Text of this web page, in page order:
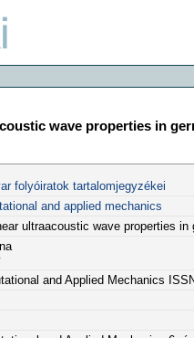
wave properties in
folyóiratok tartalomjegyzékei
and applied mechanics
ultraacoustic wave properties in
and Applied Mechanics